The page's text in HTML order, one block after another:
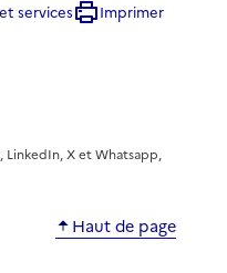
(aide)
de la qualité
Voir la fiche
services
Imprimer
X
LinkedIn, X et Whatsapp,
Haut de page